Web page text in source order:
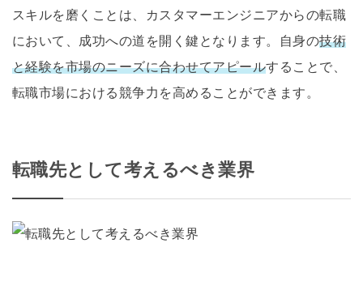
スキルを磨くことは、カスタマーエンジニアからの転職
において、成功への道を開く鍵となります。自身の技術
と経験を市場のニーズに合わせてアピールすることで、
転職市場における競争力を高めることができます。
転職先として考えるべき業界